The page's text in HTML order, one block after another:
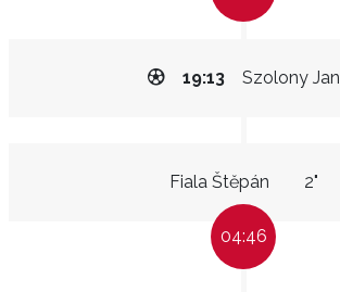
Szolony Jan
19:13
Fiala Štěpán 2"
04:46